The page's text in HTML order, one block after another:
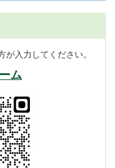
入力してください。
ム